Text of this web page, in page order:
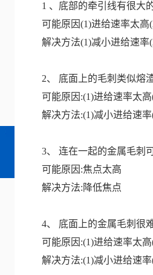
1 、底部的牵引线有很大
可能原因(1)进给速率太高
解决方法(1)减小进给速率
2、 底面上的毛刺类似熔
可能原因:(1)进给速率太高
解决方法:(1)减小进给速率
3、 连在一起的金属毛刺
可能原因:焦点太高
解决方法:降低焦点
4、 底面上的金属毛刺很
可能原因:(1)进给速率太高
解决方法:(1)减小进给速率